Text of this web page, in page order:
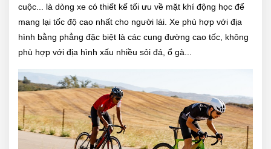
cuộc... là dòng xe có thiết kế tối ưu về mặt khí động học để
mang lại tốc độ cao nhất cho người lái. Xe phù hợp với địa
hình bằng phẳng đặc biệt là các cung đường cao tốc, không
phù hợp với địa hình xấu nhiều sỏi đá, ổ gà...